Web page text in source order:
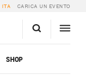
LIGURIA FAR WEST
ITA CARICA UN EVENTO
SHOP